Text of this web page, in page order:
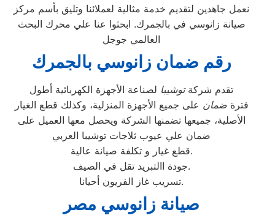
نعمل جاهدين لتقديم خدمة مثالية لعملائنا وتليق بأسم مركز
صيانة زانوسي في بالجمرك. ابحثوا عنا علي محرك البحث
العالمي جوجل
رقم ضمان زانوسي بالجمرك
تقدم شركةتوشيبا لصناعة الأجهزة الكهربائية أطول
فترةضمان على جميع الأجهزة المنزلية، وكذلك قطع الغيار
الأصلية، جميعها تضمنها الشركة ويحصل معها العميل على
ضمان علي عيوب ثلاجات توشيبا العربي
قطع غيار و تكلفة صيانة عالية.
جودة االتبريد تقل في الصيف.
تسريب غاز الفريون أحيانا.
صيانة زانوسي مصر